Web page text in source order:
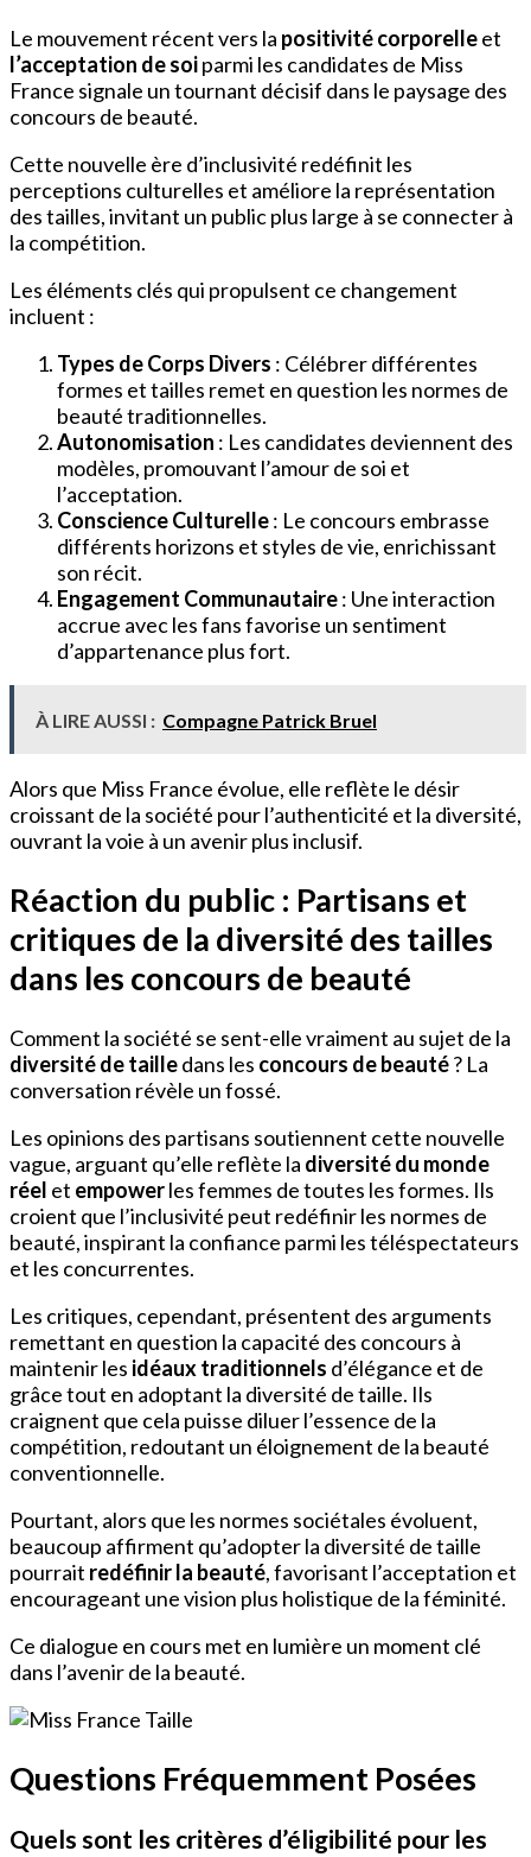
Le mouvement récent vers la positivité corporelleet
l’acceptation de soiparmi les candidates de Miss
France signale un tournant décisif dans le paysage des
concours de beauté.
Cette nouvelle ère d’inclusivité redéfinit les
perceptions culturelles et améliore la représentation
des tailles, invitant un public plus large à se connecter à
la compétition.
Les éléments clés qui propulsent ce changement
incluent :
Types de Corps Divers : Célébrer différentes
formes et tailles remet en question les normes de
beauté traditionnelles.
Autonomisation : Les candidates deviennent des
modèles, promouvant l’amour de soi et
l’acceptation.
Conscience Culturelle: Le concours embrasse
différents horizons et styles de vie, enrichissant
son récit.
Engagement Communautaire: Une interaction
accrue avec les fans favorise un sentiment
d’appartenance plus fort.
À LIRE AUSSI : Compagne Patrick Bruel
Alors que Miss France évolue, elle reflète le désir
croissant de la société pour l’authenticité et la diversité,
ouvrant la voie à un avenir plus inclusif.
Réaction du public : Partisans et
critiques de la diversité des tailles
dans les concours de beauté
Comment la société se sent-elle vraiment au sujet de la
diversité de tailledans les concours de beauté? La
conversation révèle un fossé.
Les opinions des partisans soutiennent cette nouvelle
vague, arguant qu’elle reflète la diversité du monde
réel et empowerles femmes de toutes les formes. Ils
croient que l’inclusivité peut redéfinir les normes de
beauté, inspirant la confiance parmi les téléspectateurs
et les concurrentes.
Les critiques, cependant, présentent des arguments
remettant en question la capacité des concours à
maintenir les idéaux traditionnels d’élégance et de
grâce tout en adoptant la diversité de taille. Ils
craignent que cela puisse diluer l’essence de la
compétition, redoutant un éloignement de la beauté
conventionnelle.
Pourtant, alors que les normes sociétales évoluent,
beaucoup affirment qu’adopter la diversité de taille
pourrait redéfinir la beauté, favorisant l’acceptation et
encourageant une vision plus holistique de la féminité.
Ce dialogue en cours met en lumière un moment clé
dans l’avenir de la beauté.
Questions Fréquemment Posées
Quels sont les critères d’éligibilité pour les